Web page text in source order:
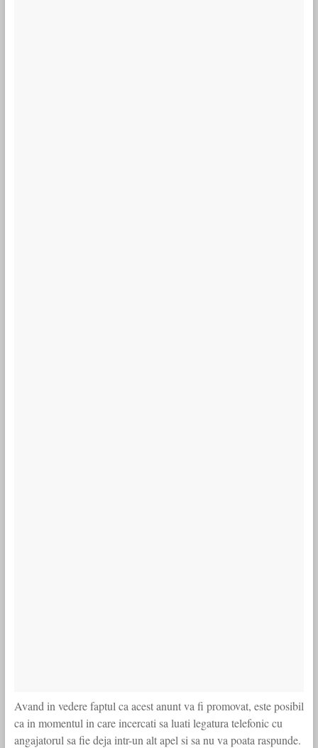
Avand in vedere faptul ca acest anunt va fi promovat, este posibil
ca in momentul in care incercati sa luati legatura telefonic cu
angajatorul sa fie deja intr-un alt apel si sa nu va poata raspunde.